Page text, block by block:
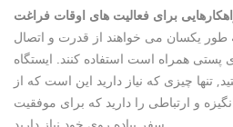
برای فعالیت های اوقات فراغت
طور یکسان می خواهند از قدرت و اتصال
پستی همراه است استفاده کنند. ایستگاه
تنها چیزی که نیاز دارید این است که از
و ارتباطی را دارید که برای موفقیت